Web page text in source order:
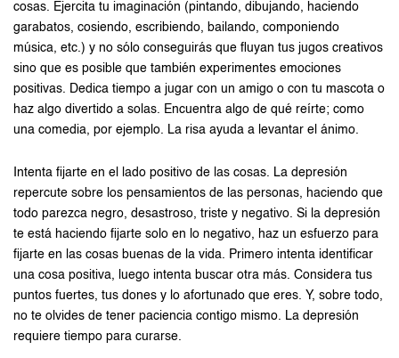
cosas. Ejercita tu imaginación (pintando, dibujando, haciendo
garabatos, cosiendo, escribiendo, bailando, componiendo
música, etc.) y no sólo conseguirás que fluyan tus jugos creativos
sino que es posible que también experimentes emociones
positivas. Dedica tiempo a jugar con un amigo o con tu mascota o
haz algo divertido a solas. Encuentra algo de qué reírte; como
una comedia, por ejemplo. La risa ayuda a levantar el ánimo.
Intenta fijarte en el lado positivo de las cosas. La depresión
repercute sobre los pensamientos de las personas, haciendo que
todo parezca negro, desastroso, triste y negativo. Si la depresión
te está haciendo fijarte solo en lo negativo, haz un esfuerzo para
fijarte en las cosas buenas de la vida. Primero intenta identificar
una cosa positiva, luego intenta buscar otra más. Considera tus
puntos fuertes, tus dones y lo afortunado que eres. Y, sobre todo,
no te olvides de tener paciencia contigo mismo. La depresión
requiere tiempo para curarse.